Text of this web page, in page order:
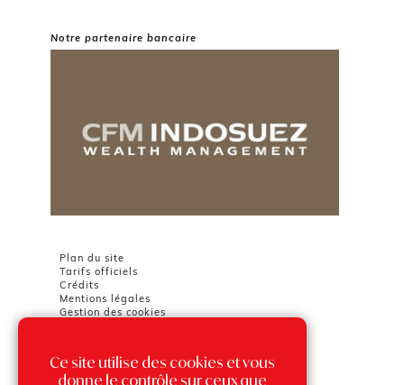
Notre partenaire bancaire
Plan du site
Tarifs officiels
Crédits
Mentions légales
Gestion des cookies
Chambre Immobilière Monégasque
Tour Odéon
Ce site utilise des cookies et vous
donne le contrôle sur ceux que